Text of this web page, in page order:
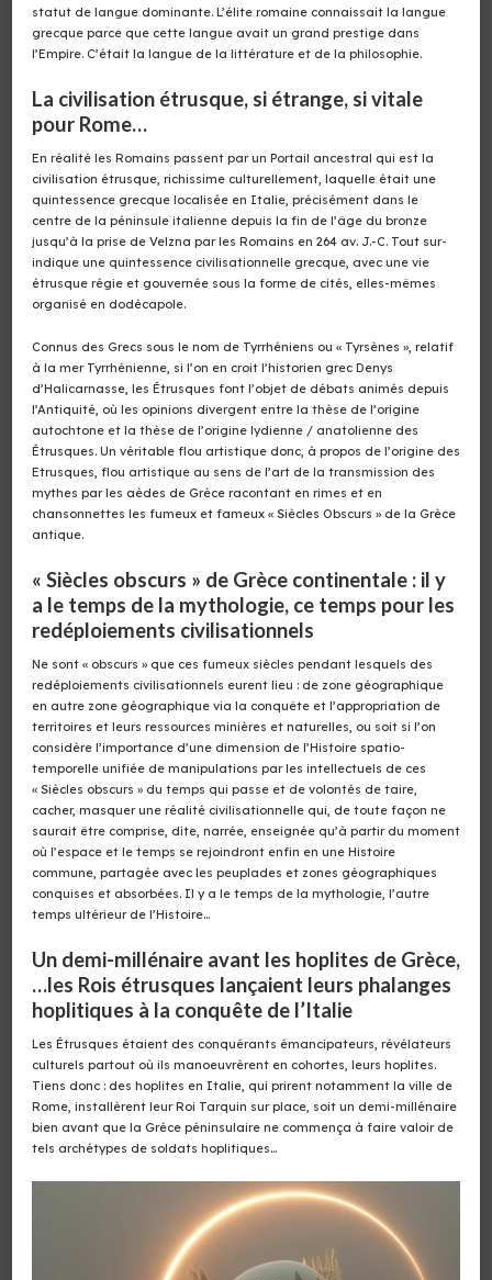
statut de langue dominante. L’élite romaine connaissait la langue
grecque parce que cette langue avait un grand prestige dans
l’Empire. C’était la langue de la littérature et de la philosophie.
La civilisation étrusque, si étrange, si vitale
pour Rome…
En réalité les Romains passent par un Portail ancestral qui est la
civilisation étrusque, richissime culturellement, laquelle était une
quintessence grecque localisée en Italie, précisément dans le
centre de la péninsule italienne depuis la fin de l’âge du bronze
jusqu’à la prise de Velzna par les Romains en 264 av. J.-C. Tout sur-
indique une quintessence civilisationnelle grecque, avec une vie
étrusque régie et gouvernée sous la forme de cités, elles-mêmes
organisé en dodécapole.
Connus des Grecs sous le nom de Tyrrhéniens ou « Tyrsènes », relatif
à la mer Tyrrhénienne, si l’on en croit l’historien grec Denys
d’Halicarnasse, les Étrusques font l’objet de débats animés depuis
l’Antiquité, où les opinions divergent entre la thèse de l’origine
autochtone et la thèse de l’origine lydienne / anatolienne des
Étrusques. Un véritable flou artistique donc, à propos de l’origine des
Etrusques, flou artistique au sens de l’art de la transmission des
mythes par les aèdes de Grèce racontant en rimes et en
chansonnettes les fumeux et fameux « Siècles Obscurs » de la Grèce
antique.
« Siècles obscurs » de Grèce continentale : il y
a le temps de la mythologie, ce temps pour les
redéploiements civilisationnels
Ne sont « obscurs » que ces fumeux siècles pendant lesquels des
redéploiements civilisationnels eurent lieu : de zone géographique
en autre zone géographique via la conquête et l’appropriation de
territoires et leurs ressources minières et naturelles, ou soit si l’on
considère l’importance d’une dimension de l’Histoire spatio-
temporelle unifiée de manipulations par les intellectuels de ces
« Siècles obscurs » du temps qui passe et de volontés de taire,
cacher, masquer une réalité civilisationnelle qui, de toute façon ne
saurait être comprise, dite, narrée, enseignée qu’à partir du moment
où l’espace et le temps se rejoindront enfin en une Histoire
commune, partagée avec les peuplades et zones géographiques
conquises et absorbées. Il y a le temps de la mythologie, l’autre
temps ultérieur de l’Histoire…
Un demi-millénaire avant les hoplites de Grèce,
…les Rois étrusques lançaient leurs phalanges
hoplitiques à la conquête de l’Italie
Les Étrusques étaient des conquérants émancipateurs, révélateurs
culturels partout où ils manoeuvrèrent en cohortes, leurs hoplites.
Tiens donc : des hoplites en Italie, qui prirent notamment la ville de
Rome, installèrent leur Roi Tarquin sur place, soit un demi-millénaire
bien avant que la Grèce péninsulaire ne commença à faire valoir de
tels archétypes de soldats hoplitiques…